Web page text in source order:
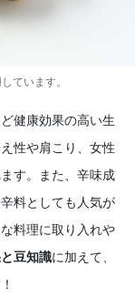
ています。
健康効果の高い生
性や肩こり、女性
す。また、辛味成
料としても人気が
料理に取り入れや
豆知識に加えて、